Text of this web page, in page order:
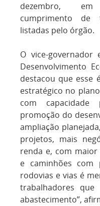
dezembro,
cumprimento de
listadas pelo órgão.
O vice-
Desenvolvimento
destacou que esse
estratégico no
com
promoção do
ampliação
projetos, mais
renda e, com maior
e caminhões com
rodovias e vias é
trabalhadores
abastecimento”,